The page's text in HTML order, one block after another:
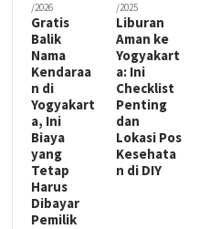
/2026
Gratis
Balik
Nama
Kendaraa
n di
Yogyakart
a, Ini
Biaya
yang
Tetap
Harus
Dibayar
Pemilik
/2025
Liburan
Aman ke
Yogyakart
a: Ini
Checklist
Penting
dan
Lokasi Pos
Kesehata
n di DIY